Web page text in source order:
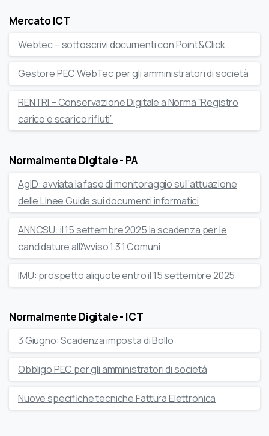
Mercato ICT
Webtec – sottoscrivi documenti con Point&Click
Gestore PEC WebTec per gli amministratori di società
RENTRI – Conservazione Digitale a Norma “Registro
carico e scarico rifiuti”
Normalmente Digitale - PA
AgID: avviata la fase di monitoraggio sull’attuazione
delle Linee Guida sui documenti informatici
ANNCSU: il 15 settembre 2025 la scadenza per le
candidature all’Avviso 1.3.1 Comuni
IMU: prospetto aliquote entro il 15 settembre 2025
Normalmente Digitale - ICT
3 Giugno: Scadenza imposta di Bollo
Obbligo PEC per gli amministratori di società
Nuove specifiche tecniche Fattura Elettronica